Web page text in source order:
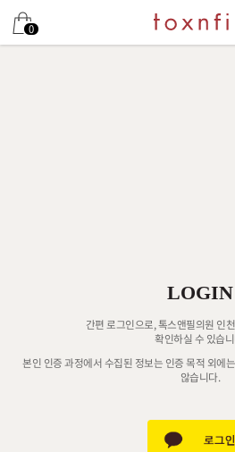
0
LOGIN
간편 로그인으로, 톡스앤필의원 인
확인하실 수 있습
본인 인증 과정에서 수집된 정보는 인증 목적 외에
않습니다.